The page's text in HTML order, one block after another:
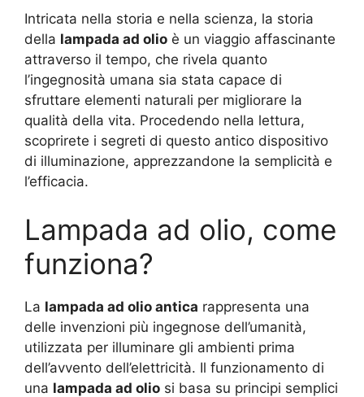
Intricata nella storia e nella scienza, la storia
della lampada ad olio è un viaggio affascinante
attraverso il tempo, che rivela quanto
l’ingegnosità umana sia stata capace di
sfruttare elementi naturali per migliorare la
qualità della vita. Procedendo nella lettura,
scoprirete i segreti di questo antico dispositivo
di illuminazione, apprezzandone la semplicità e
l’efficacia.
Lampada ad olio, come
funziona?
La lampada ad olio antica rappresenta una
delle invenzioni più ingegnose dell’umanità,
utilizzata per illuminare gli ambienti prima
dell’avvento dell’elettricità. Il funzionamento di
una lampada ad olio si basa su principi semplici